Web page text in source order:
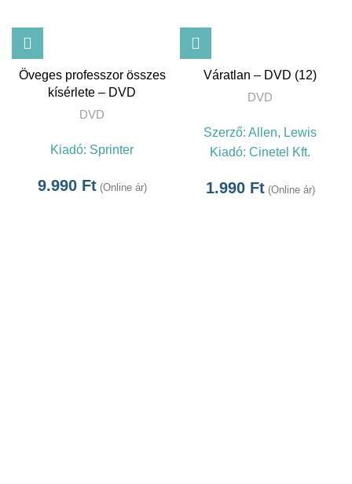
Öveges professzor összes
kísérlete – DVD
DVD
Kiadó: Sprinter
9.990 Ft (Online ár)
Váratlan – DVD (12)
DVD
Szerző: Allen, Lewis
Kiadó: Cinetel Kft.
1.990 Ft (Online ár)